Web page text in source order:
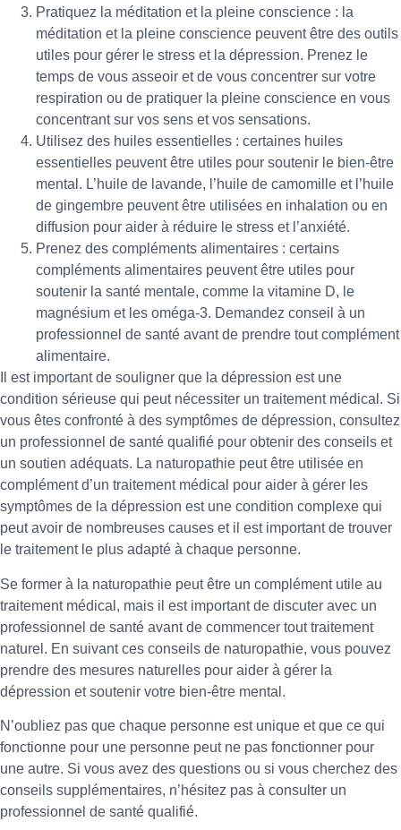
Pratiquez la méditation et la pleine conscience : la
méditation et la pleine conscience peuvent être des outils
utiles pour gérer le stress et la dépression. Prenez le
temps de vous asseoir et de vous concentrer sur votre
respiration ou de pratiquer la pleine conscience en vous
concentrant sur vos sens et vos sensations.
Utilisez des huiles essentielles : certaines huiles
essentielles peuvent être utiles pour soutenir le bien-être
mental. L’huile de lavande, l’huile de camomille et l’huile
de gingembre peuvent être utilisées en inhalation ou en
diffusion pour aider à réduire le stress et l’anxiété.
Prenez des compléments alimentaires : certains
compléments alimentaires peuvent être utiles pour
soutenir la santé mentale, comme la vitamine D, le
magnésium et les oméga-3. Demandez conseil à un
professionnel de santé avant de prendre tout complément
alimentaire.
Il est important de souligner que la dépression est une
condition sérieuse qui peut nécessiter un traitement médical. Si
vous êtes confronté à des symptômes de dépression, consultez
un professionnel de santé qualifié pour obtenir des conseils et
un soutien adéquats. La naturopathie peut être utilisée en
complément d’un traitement médical pour aider à gérer les
symptômes de la dépression est une condition complexe qui
peut avoir de nombreuses causes et il est important de trouver
le traitement le plus adapté à chaque personne.
Se former à la naturopathie peut être un complément utile au
traitement médical, mais il est important de discuter avec un
professionnel de santé avant de commencer tout traitement
naturel. En suivant ces conseils de naturopathie, vous pouvez
prendre des mesures naturelles pour aider à gérer la
dépression et soutenir votre bien-être mental.
N’oubliez pas que chaque personne est unique et que ce qui
fonctionne pour une personne peut ne pas fonctionner pour
une autre. Si vous avez des questions ou si vous cherchez des
conseils supplémentaires, n’hésitez pas à consulter un
professionnel de santé qualifié.